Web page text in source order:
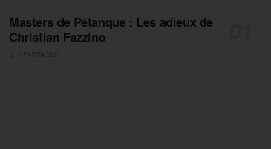
Masters de Pétanque : Les adieux de
Christian Fazzino